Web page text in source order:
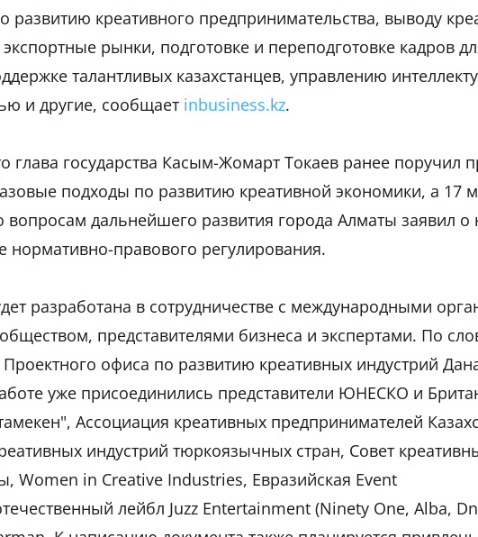
развитию креативного предпринимательства, выводу
рынки, подготовке и переподготовке кадров
талантливых казахстанцев, управлению
и другие, сообщает inbusiness.kz.
глава государства Касым-Жомарт Токаев ранее поручил
подходы по развитию креативной экономики, а 17
дальнейшего развития города Алматы заявил о
нормативно-правового регулирования.
разработана в сотрудничестве с международными
представителями бизнеса и экспертами. По
Проектного офиса по развитию креативных индустрий
уже присоединились представители ЮНЕСКО и
Ассоциация креативных предпринимателей
индустрий тюркоязычных стран, Совет
Women in Creative Industries, Евразийская Event
лейбл Juzz Entertainment (Ninety One, Alba,